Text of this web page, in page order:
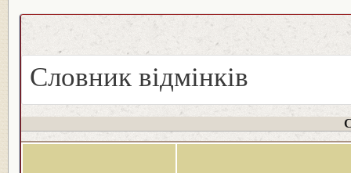
Словник відмінків